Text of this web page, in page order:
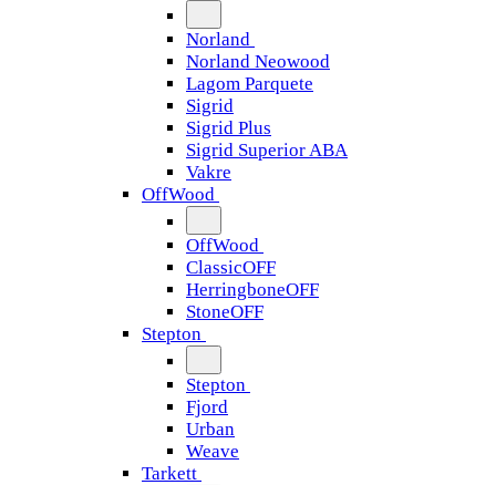
Norland
Norland Neowood
Lagom Parquete
Sigrid
Sigrid Plus
Sigrid Superior ABA
Vakre
OffWood
OffWood
ClassicOFF
HerringboneOFF
StoneOFF
Stepton
Stepton
Fjord
Urban
Weave
Tarkett